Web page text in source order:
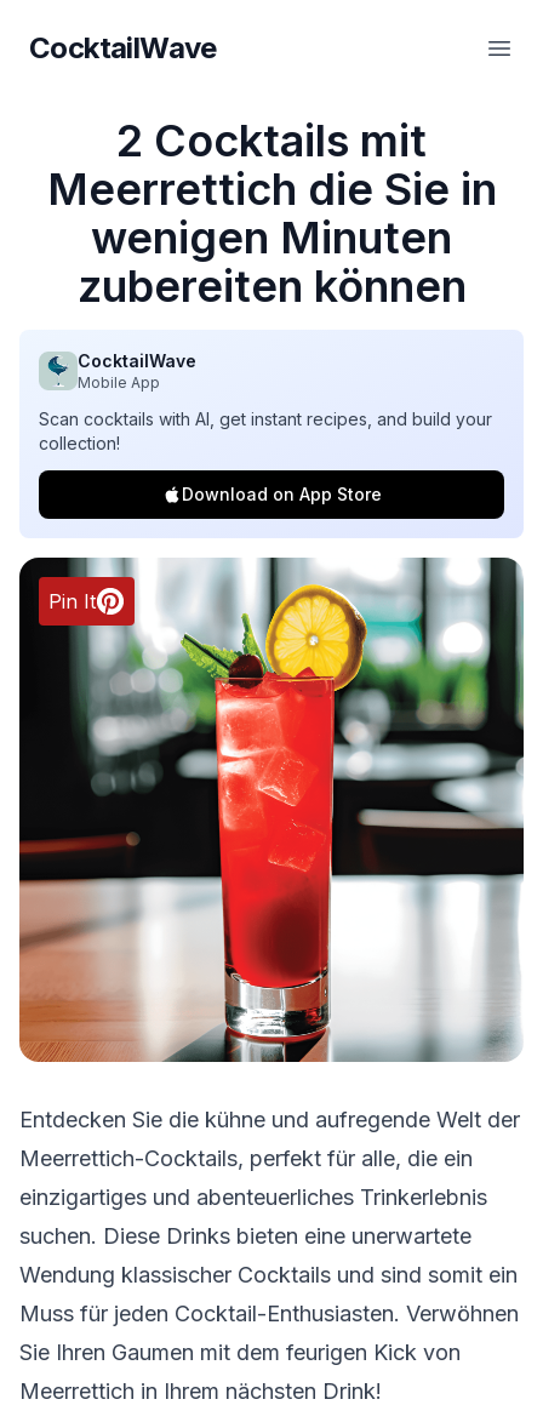
CocktailWave
CocktailWave
2 Cocktails mit
Meerrettich die Sie in
wenigen Minuten
zubereiten können
CocktailWave
Mobile App
Scan cocktails with AI, get instant recipes, and build your
collection!
Download on App Store
Pin It
Entdecken Sie die kühne und aufregende Welt der
Meerrettich-Cocktails, perfekt für alle, die ein
einzigartiges und abenteuerliches Trinkerlebnis
suchen. Diese Drinks bieten eine unerwartete
Wendung klassischer Cocktails und sind somit ein
Muss für jeden Cocktail-Enthusiasten. Verwöhnen
Sie Ihren Gaumen mit dem feurigen Kick von
Meerrettich in Ihrem nächsten Drink!